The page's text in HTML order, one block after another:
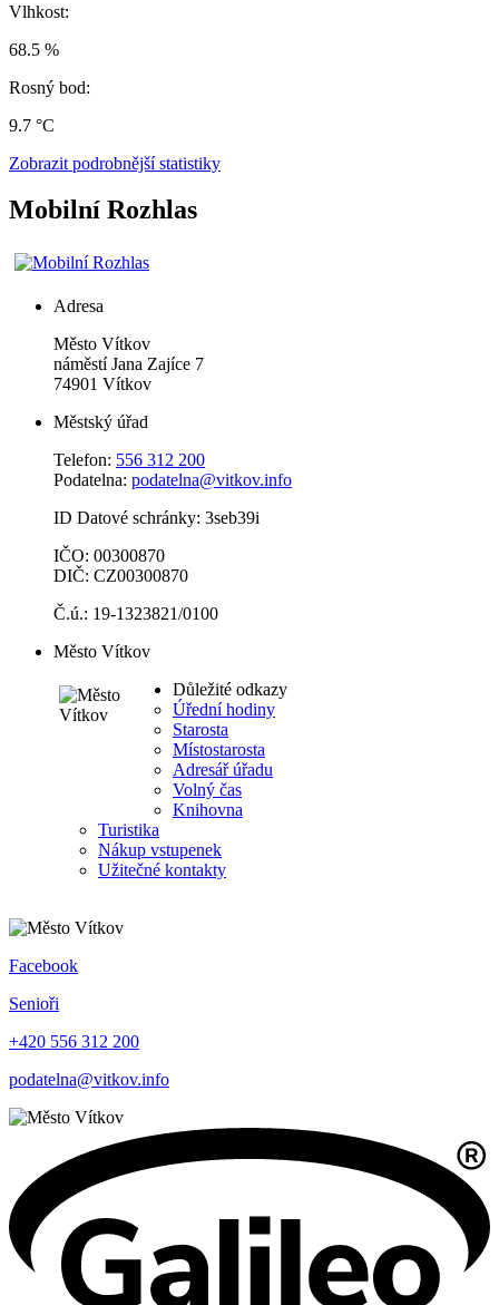
Vlhkost:
68.5 %
Rosný bod:
9.7 °C
Zobrazit podrobnější statistiky
Mobilní Rozhlas
Adresa
Město Vítkov
náměstí Jana Zajíce 7
74901 Vítkov
Městský úřad
Telefon: 556 312 200
Podatelna: podatelna@vitkov.info
ID Datové schránky: 3seb39i
IČO: 00300870
DIČ: CZ00300870
Č.ú.: 19-1323821/0100
Město Vítkov
Důležité odkazy
Úřední hodiny
Starosta
Místostarosta
Adresář úřadu
Volný čas
Knihovna
Turistika
Nákup vstupenek
Užitečné kontakty
Facebook
Senioři
+420 556 312 200
podatelna@vitkov.info